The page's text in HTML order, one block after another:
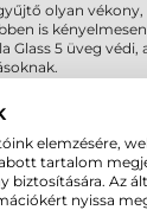
olyan
is
Glass 5 üveg védi,
elemzésére,
tartalom
biztosítására. Az
nyissa